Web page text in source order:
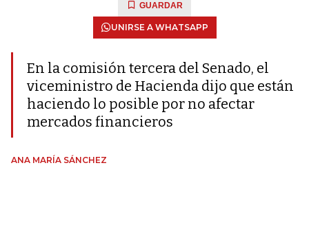
GUARDAR
UNIRSE A WHATSAPP
En la comisión tercera del Senado, el
viceministro de Hacienda dijo que están
haciendo lo posible por no afectar
mercados financieros
ANA MARÍA SÁNCHEZ